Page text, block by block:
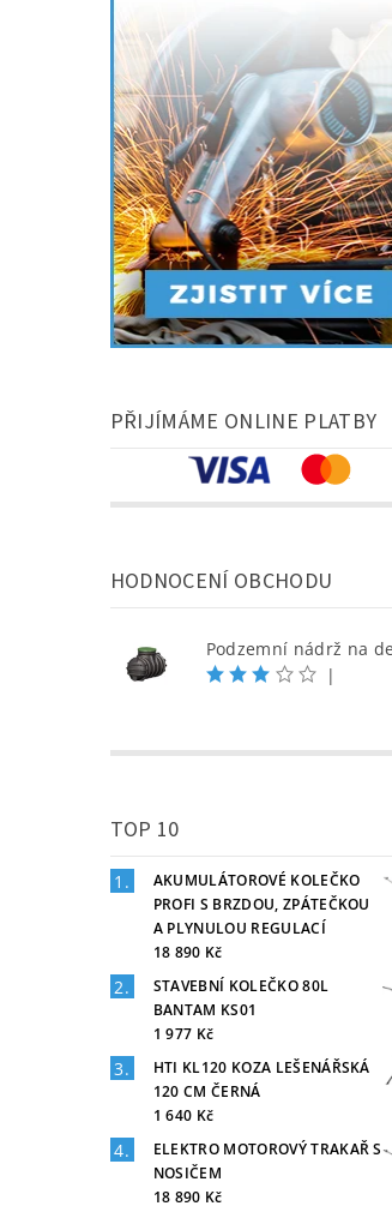
PŘIJÍMÁME ONLINE PLATBY
HODNOCENÍ OBCHODU
|
TOP 10
AKUMULÁTOROVÉ KOLEČKO
PROFI S BRZDOU, ZPÁTEČKOU
A PLYNULOU REGULACÍ
18 890 Kč
STAVEBNÍ KOLEČKO 80L
BANTAM KS01
1 977 Kč
HTI KL120 KOZA LEŠENÁŘSKÁ
120 CM ČERNÁ
1 640 Kč
ELEKTRO MOTOROVÝ TRAKAŘ S
NOSIČEM
18 890 Kč